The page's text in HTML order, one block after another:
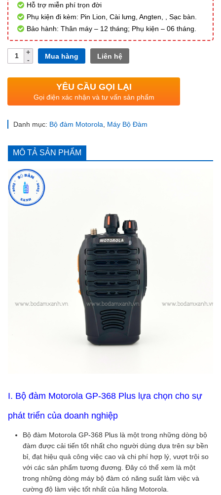
Hỗ trợ miễn phí trọn đời
Phụ kiện đi kèm: Pin Lion, Cài lưng, Angten, , Sạc bàn.
Bảo hành: Thân máy – 12 tháng; Phụ kiện – 06 tháng.
Số
lượng
Mua hàng Liên hệ
YÊU CẦU GỌI LẠI
Gọi điện xác nhận và tư vấn sản phẩm
Danh mục: Bộ đàm Motorola Máy Bộ Đàm
MÔ TẢ SẢN PHẨM
I. Bộ đàm Motorola GP-368 Plus lựa chọn cho sự
phát triển của doanh nghiệp
Bộ đàm Motorola GP-368 Plus là một trong những dòng bộ
đàm được cải tiến tốt nhất cho người dùng dựa trên sự bền
bỉ, đạt hiệu quả công việc cao và chi phí hợp lý, vượt trội so
với các sản phẩm tương đương. Đây có thể xem là một
trong những dòng máy bộ đàm có năng suất làm việc và
cường độ làm việc tốt nhất của hãng Motorola.